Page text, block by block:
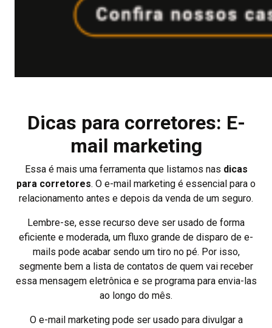
Dicas para corretores: E-
mail marketing
Essa é mais uma ferramenta que listamos nas dicas
para corretores. O e-mail marketing é essencial para o
relacionamento antes e depois da venda de um seguro.
Lembre-se, esse recurso deve ser usado de forma
eficiente e moderada, um fluxo grande de disparo de e-
mails pode acabar sendo um tiro no pé. Por isso,
segmente bem a lista de contatos de quem vai receber
essa mensagem eletrônica e se programa para envia-las
ao longo do mês.
O e-mail marketing pode ser usado para divulgar a